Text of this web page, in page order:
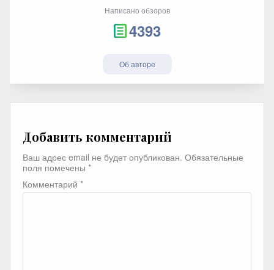
Написано обзоров
4393
Об авторе
Добавить комментарий
Ваш адрес email не будет опубликован. Обязательные
поля помечены *
Комментарий *